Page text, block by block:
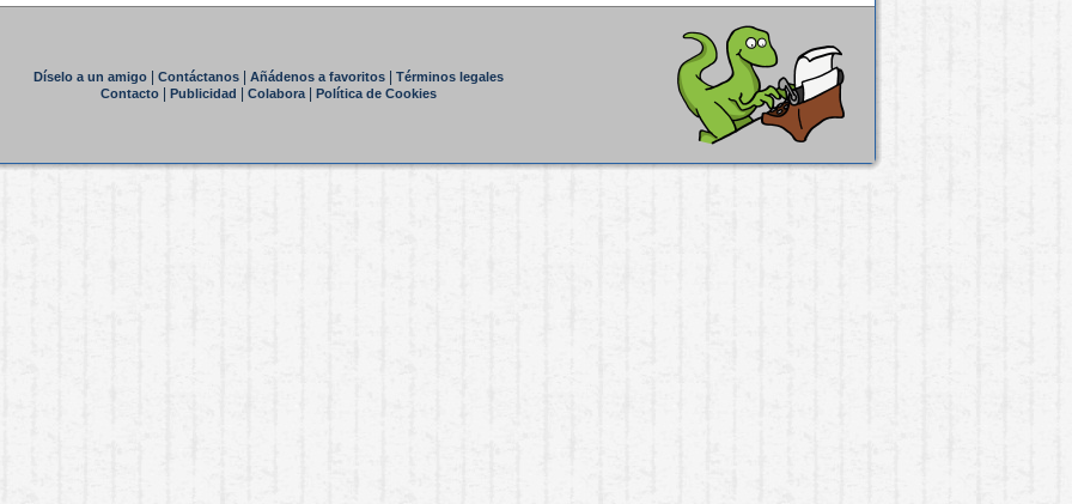
Díselo a un amigo| Contáctanos| Añádenos a favoritos|
Términos legales
Contacto| Publicidad Colabora| Política de Cookies